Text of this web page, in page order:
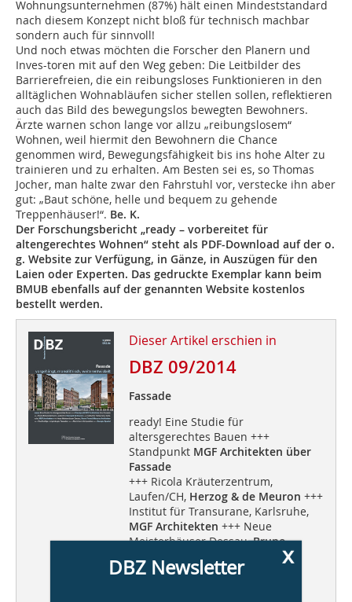
Wohnungsunternehmen (87%) hält einen Mindeststandard
nach diesem Konzept nicht bloß für technisch machbar
sondern auch für sinnvoll!
Und noch etwas möchten die Forscher den Planern und
Inves-toren mit auf den Weg geben: Die Leitbilder des
Barrierefreien, die ein reibungsloses Funktionieren in den
alltäglichen Wohnabläufen sicher stellen sollen, reflektieren
auch das Bild des bewegungslos bewegten Bewohners.
Ärzte warnen schon lange vor allzu „reibungslosem“
Wohnen, weil hiermit den Bewohnern die Chance
genommen wird, Bewegungsfähigkeit bis ins hohe Alter zu
trainieren und zu erhalten. Am Besten sei es, so Thomas
Jocher, man halte zwar den Fahrstuhl vor, verstecke ihn aber
gut: „Baut schöne, helle und bequem zu gehende
Treppenhäuser!“. Be. K.
Der Forschungsbericht „ready – vorbereitet für
altengerechtes Wohnen“ steht als PDF-Download auf der o.
g. Website zur Verfügung, in Gänze, in Auszügen für den
Laien oder Experten. Das gedruckte Exemplar kann beim
BMUB ebenfalls auf der genannten Website kostenlos
bestellt werden.
Dieser Artikel erschien in
DBZ 09/2014
Fassade
ready! Eine Studie für
altersgerechtes Bauen +++
StandpunktMGF Architekten über
Fassade
+++ Ricola Kräuterzentrum,
Laufen/CH, Herzog & de Meuron +++
Institut für Transurane, Karlsruhe,
MGF Architekten +++ Neue
Meisterhäuser Dessau,Bruno
Fioretti Marquez Architekten
+++ Nachhaltige vorgehängte
x
DBZ Newsletter